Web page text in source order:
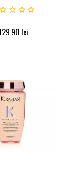
lei